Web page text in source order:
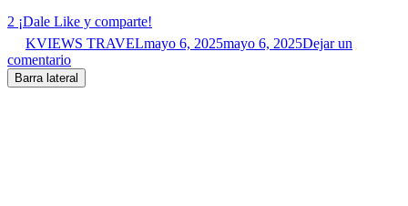
2 ¡Dale Like y comparte!
KVIEWS TRAVELmayo 6, 2025mayo 6, 2025Dejar un
comentario
Barra lateral